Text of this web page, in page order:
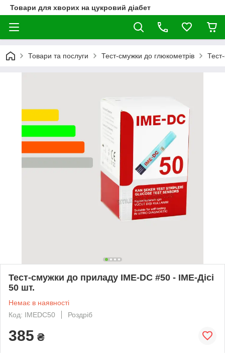
Товари для хворих на цукровий діабет
Товари та послуги Тест-смужки до глюкометрів
Тест-смужки до приладу IME-DC #50 - ІМЕ-Дісі
50 шт.
Немає в наявності
Код: IMEDC50
Роздріб
385 ₴